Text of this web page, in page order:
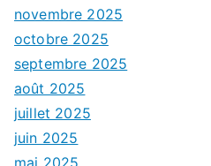
novembre 2025
octobre 2025
septembre 2025
août 2025
juillet 2025
juin 2025